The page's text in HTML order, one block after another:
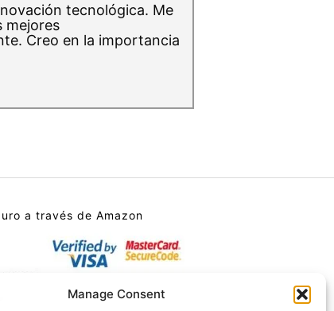
Manage Consent
tecnológica. Me
mejores
Creo en la importancia
a través de Amazon